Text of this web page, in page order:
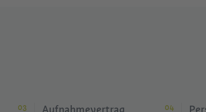
Aufnahmevertrag